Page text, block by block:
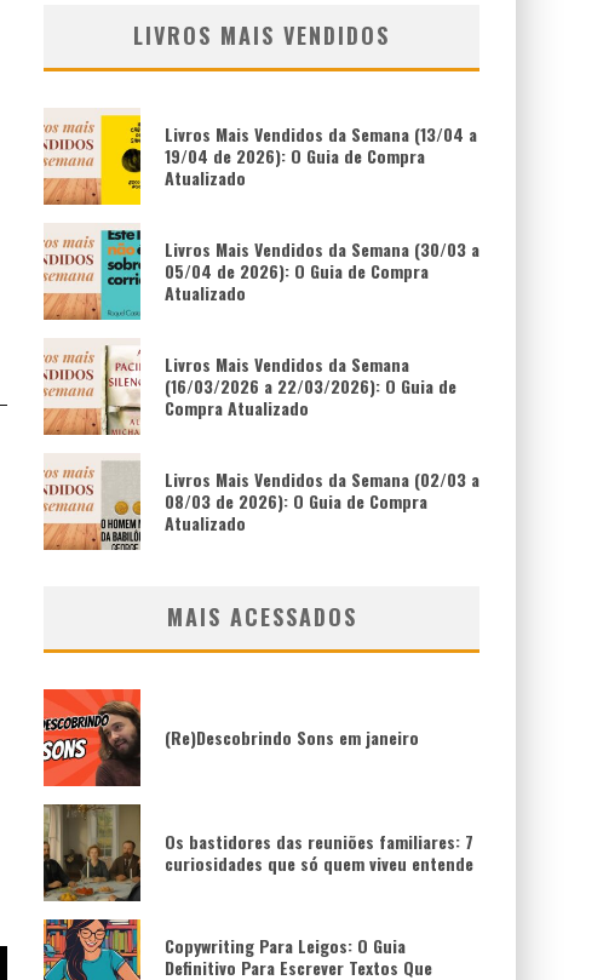
LIVROS MAIS VENDIDOS
Livros Mais Vendidos da Semana (13/04 a
19/04 de 2026): O Guia de Compra
Atualizado
Livros Mais Vendidos da Semana (30/03 a
05/04 de 2026): O Guia de Compra
Atualizado
Livros Mais Vendidos da Semana
(16/03/2026 a 22/03/2026): O Guia de
Compra Atualizado
Livros Mais Vendidos da Semana (02/03 a
08/03 de 2026): O Guia de Compra
Atualizado
MAIS ACESSADOS
(Re)Descobrindo Sons em janeiro
Os bastidores das reuniões familiares: 7
curiosidades que só quem viveu entende
Copywriting Para Leigos: O Guia
Definitivo Para Escrever Textos Que